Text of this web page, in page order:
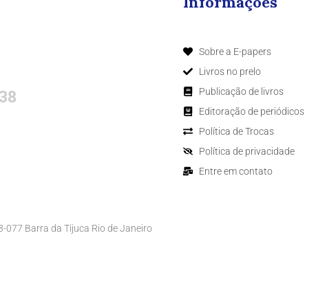
077 Barra da Tijuca Rio de Janeiro
Sobre a E-papers
Livros no prelo
Publicação de livros
Editoração de periódicos
Política de Trocas
Política de privacidade
Entre em contato